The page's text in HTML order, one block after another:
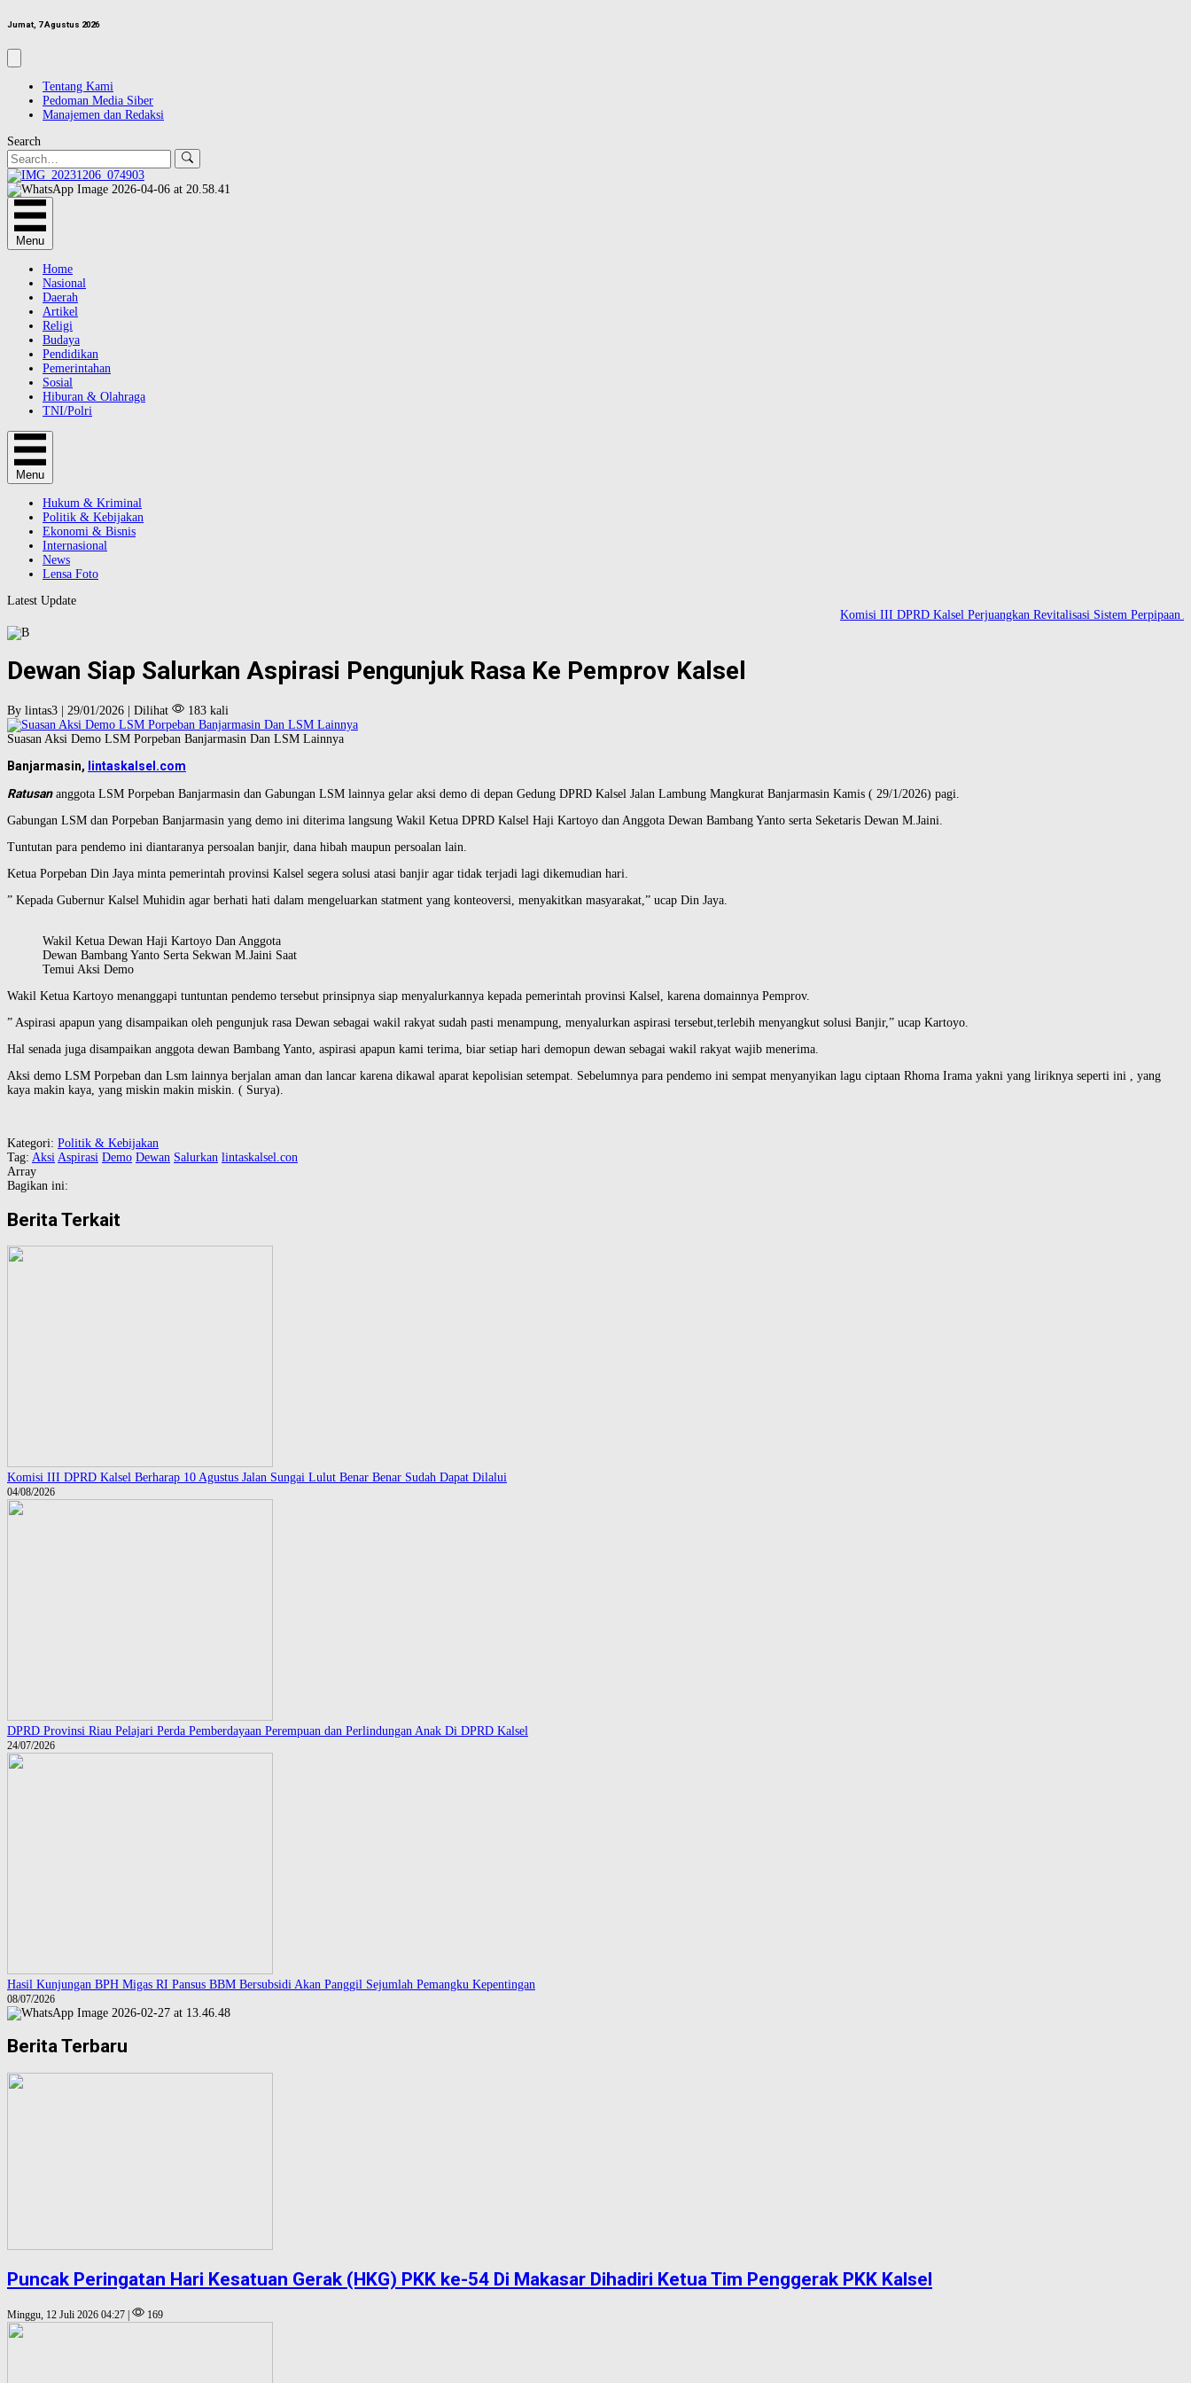
Jumat, 7 Agustus 2026
Tentang Kami
Pedoman Media Siber
Manajemen dan Redaksi
Search
Menu
Home
Nasional
Daerah
Artikel
Religi
Budaya
Pendidikan
Pemerintahan
Sosial
Hiburan & Olahraga
TNI/Polri
Menu
Hukum & Kriminal
Politik & Kebijakan
Ekonomi & Bisnis
Internasional
News
Lensa Foto
Latest Update
Komisi III DPRD Kalsel Perjuangkan Revitalisasi Sistem Perpipaan Air
Dewan Siap Salurkan Aspirasi Pengunjuk Rasa Ke Pemprov Kalsel
By lintas3 | 29/01/2026 | Dilihat 183 kali
Suasan Aksi Demo LSM Porpeban Banjarmasin Dan LSM Lainnya
Banjarmasin, lintaskalsel.com
Ratusananggota LSM Porpeban Banjarmasin dan Gabungan LSM lainnya gelar aksi demo di depan Gedung DPRD Kalsel Jalan Lambung Mangkurat Banjarmasin Kamis ( 29/1/2026) pagi.
Gabungan LSM dan Porpeban Banjarmasin yang demo ini diterima langsung Wakil Ketua DPRD Kalsel Haji Kartoyo dan Anggota Dewan Bambang Yanto serta Seketaris Dewan M.Jaini.
Tuntutan para pendemo ini diantaranya persoalan banjir, dana hibah maupun persoalan lain.
Ketua Porpeban Din Jaya minta pemerintah provinsi Kalsel segera solusi atasi banjir agar tidak terjadi lagi dikemudian hari.
” Kepada Gubernur Kalsel Muhidin agar berhati hati dalam mengeluarkan statment yang konteoversi, menyakitkan masyarakat,” ucap Din Jaya.
Wakil Ketua Dewan Haji Kartoyo Dan Anggota
Dewan Bambang Yanto Serta Sekwan M.Jaini Saat
Temui Aksi Demo
Wakil Ketua Kartoyo menanggapi tuntuntan pendemo tersebut prinsipnya siap menyalurkannya kepada pemerintah provinsi Kalsel, karena domainnya Pemprov.
” Aspirasi apapun yang disampaikan oleh pengunjuk rasa Dewan sebagai wakil rakyat sudah pasti menampung, menyalurkan aspirasi tersebut,terlebih menyangkut solusi Banjir,” ucap Kartoyo.
Hal senada juga disampaikan anggota dewan Bambang Yanto, aspirasi apapun kami terima, biar setiap hari demopun dewan sebagai wakil rakyat wajib menerima.
Aksi demo LSM Porpeban dan Lsm lainnya berjalan aman dan lancar karena dikawal aparat kepolisian setempat. Sebelumnya para pendemo ini sempat menyanyikan lagu ciptaan Rhoma Irama yakni yang liriknya seperti ini , yang
kaya makin kaya, yang miskin makin miskin. ( Surya).
Kategori: Politik & Kebijakan
Tag: Aksi Aspirasi Demo Dewan Salurkan lintaskalsel.con
Array
Bagikan ini:
Berita Terkait
Komisi III DPRD Kalsel Berharap 10 Agustus Jalan Sungai Lulut Benar Benar Sudah Dapat Dilalui
04/08/2026
DPRD Provinsi Riau Pelajari Perda Pemberdayaan Perempuan dan Perlindungan Anak Di DPRD Kalsel
24/07/2026
Hasil Kunjungan BPH Migas RI Pansus BBM Bersubsidi Akan Panggil Sejumlah Pemangku Kepentingan
08/07/2026
Berita Terbaru
Puncak Peringatan Hari Kesatuan Gerak (HKG) PKK ke-54 Di Makasar Dihadiri Ketua Tim Penggerak PKK Kalsel
Minggu, 12 Juli 2026 04:27 | 169